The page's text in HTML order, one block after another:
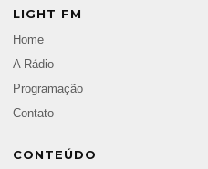
LIGHT FM
Home
A Rádio
Programação
Contato
CONTEÚDO